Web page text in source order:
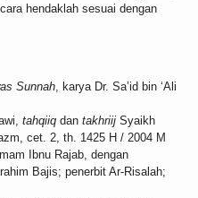
hendaklah sesuai dengan
Sunnah, karya Dr. Sa’id bin ‘Ali
tahqiiq dan takhriij Syaikh
cet. 2, th. 1425 H / 2004 M
Ibnu Rajab, dengan
Bajis; penerbit Ar-Risalah;